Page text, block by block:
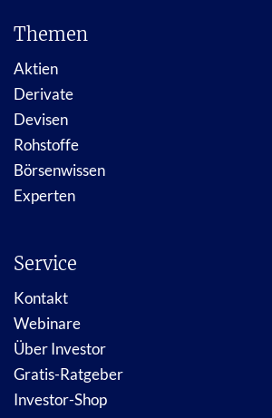
Themen
Aktien
Derivate
Devisen
Rohstoffe
Börsenwissen
Experten
Service
Kontakt
Webinare
Über Investor
Gratis-Ratgeber
Investor-Shop